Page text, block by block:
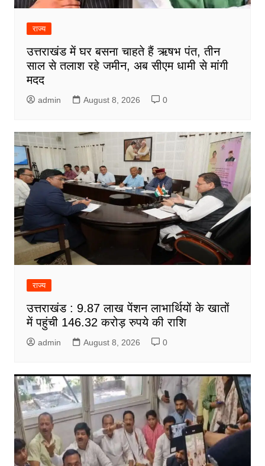
राज्य
उत्तराखंड में घर बसना चाहते हैं ऋषभ पंत, तीन
साल से तलाश रहे जमीन, अब सीएम धामी से मांगी
मदद
admin August 8, 2026 0
राज्य
उत्तराखंड : 9.87 लाख पेंशन लाभार्थियों के खातों
में पहुंची 146.32 करोड़ रुपये की राशि
admin August 8, 2026 0